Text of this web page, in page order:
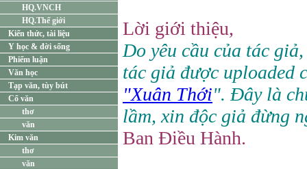
HQ.VNCH
HQ.Thế giới
Kiến thức, tài liệu
Y học & đời sống
Phiếm luận
Văn học
Tạp văn, tùy bút
Cổ văn
thơ
văn
Kim văn
thơ
văn
Lời giới thiệu,
Do yêu cầu của tác
tác giả được uploaded
"Xuân Thới". Đây là
lầm, xin độc giả đừng
Ban Điều Hành.